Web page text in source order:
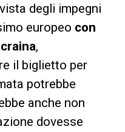
degli impegni
europeo con
,
il biglietto per
potrebbe
anche non
dovesse